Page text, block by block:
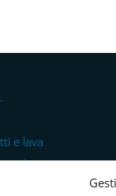
e lava
e